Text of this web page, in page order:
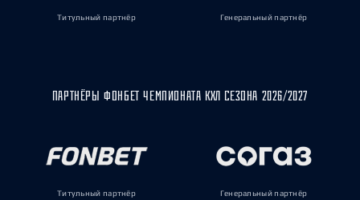
Титульный партнёр Генеральный партнёр
ПАРТНЁРЫ ФОНБЕТ ЧЕМПИОНАТА КХЛ СЕЗОНА 2026/2027
Титульный партнёр Генеральный партнёр